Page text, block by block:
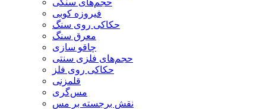
حجم‌های سنگی
فیروزه کوبی
حکاکی روی سنگ
معرق سنگ
چاقو سازی
حجم‌های فلزی سنتی
حکاکی روی فلز
قلمزنی
مس‌گری
نقش برجسته بر مس